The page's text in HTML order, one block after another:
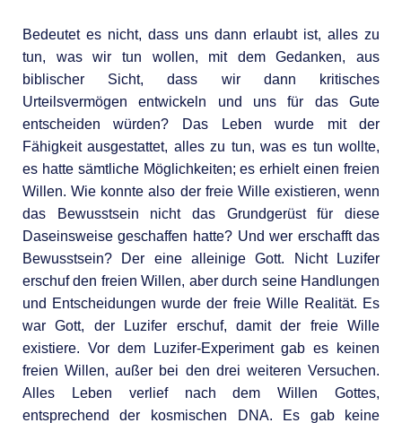
Bedeutet es nicht, dass uns dann erlaubt ist, alles zu
tun, was wir tun wollen, mit dem Gedanken, aus
biblischer Sicht, dass wir dann kritisches
Urteilsvermögen entwickeln und uns für das Gute
entscheiden würden? Das Leben wurde mit der
Fähigkeit ausgestattet, alles zu tun, was es tun wollte,
es hatte sämtliche Möglichkeiten; es erhielt einen freien
Willen. Wie konnte also der freie Wille existieren, wenn
das Bewusstsein nicht das Grundgerüst für diese
Daseinsweise geschaffen hatte? Und wer erschafft das
Bewusstsein? Der eine alleinige Gott. Nicht Luzifer
erschuf den freien Willen, aber durch seine Handlungen
und Entscheidungen wurde der freie Wille Realität. Es
war Gott, der Luzifer erschuf, damit der freie Wille
existiere. Vor dem Luzifer-Experiment gab es keinen
freien Willen, außer bei den drei weiteren Versuchen.
Alles Leben verlief nach dem Willen Gottes,
entsprechend der kosmischen DNA. Es gab keine